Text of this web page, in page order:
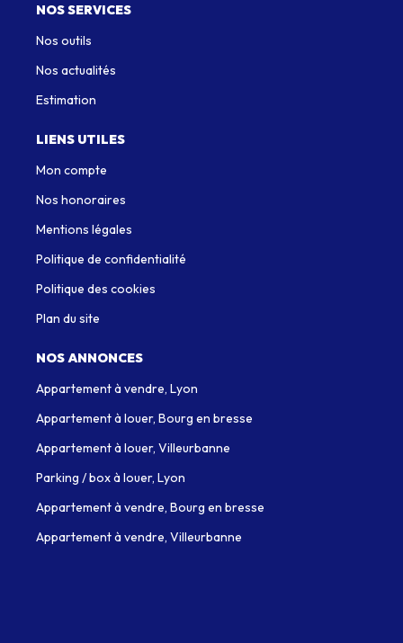
NOS SERVICES
Nos outils
Nos actualités
Estimation
LIENS UTILES
Mon compte
Nos honoraires
Mentions légales
Politique de confidentialité
Politique des cookies
Plan du site
NOS ANNONCES
Appartement à vendre, Lyon
Appartement à louer, Bourg en bresse
Appartement à louer, Villeurbanne
Parking / box à louer, Lyon
Appartement à vendre, Bourg en bresse
Appartement à vendre, Villeurbanne